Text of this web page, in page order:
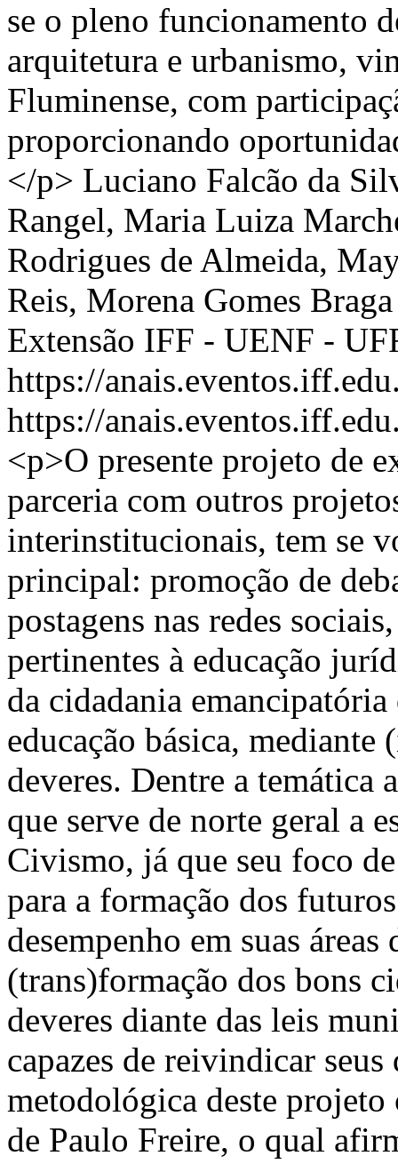
se o pleno funcionamento
arquitetura e urbanismo,
Fluminense, com
proporcionando
</p> Luciano Falcão da
Rangel, Maria Luiza
Rodrigues de Almeida,
Reis, Morena Gomes Braga
Extensão IFF - UENF -
https://
https://
<p>O presente projeto de
parceria com outros
interinstitucionais, tem se
principal: promoção de
postagens nas redes
pertinentes à educação
da cidadania emancipatória
educação básica,
deveres. Dentre a temática
que serve de norte geral a
Civismo, já que seu foco
para a formação dos
desempenho em suas
(trans)formação dos bons
deveres diante das leis
capazes de reivindicar
metodológica deste projeto
de Paulo Freire, o qual